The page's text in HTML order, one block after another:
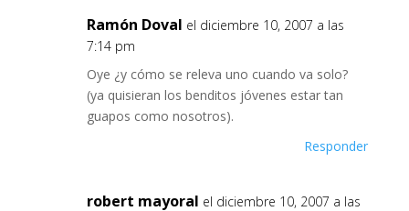
Ramón Doval el diciembre 10, 2007 a las
7:14 pm
Oye ¿y cómo se releva uno cuando va solo?
(ya quisieran los benditos jóvenes estar tan
guapos como nosotros).
Responder
robert mayoral el diciembre 10, 2007 a las